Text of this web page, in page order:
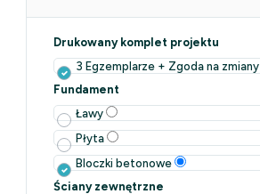
Drukowany komplet projektu
3 Egzemplarze + Zgoda na zmiany
Fundament
Ławy
Płyta
Bloczki betonowe
Ściany zewnętrzne